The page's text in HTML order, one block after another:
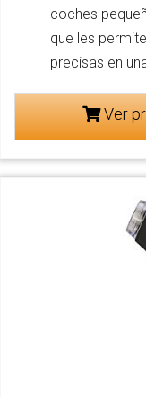
coches
que les
precisas en
Ver